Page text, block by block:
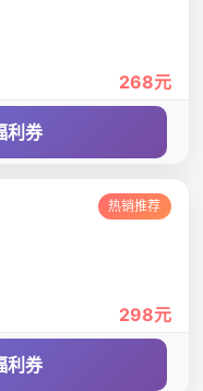
268元
利券
热销推荐
298元
利券